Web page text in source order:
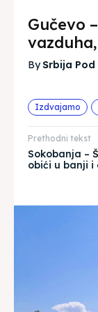
Gučevo
BySrbija Pod
Izdvajamo
Prethodni tekst
Sokobanja –
obići u banji i